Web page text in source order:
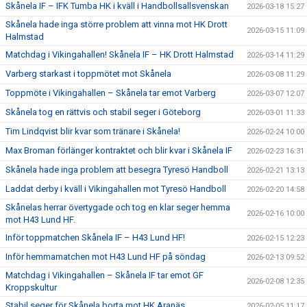
Skånela IF – IFK Tumba HK i kväll i Handbollsallsvenskan 2026-03-18 15:27
Skånela hade inga större problem att vinna mot HK Drott
Halmstad
2026-03-15 11:09
Matchdag i Vikingahallen! Skånela IF – HK Drott Halmstad 2026-03-14 11:29
Varberg starkast i toppmötet mot Skånela 2026-03-08 11:29
Toppmöte i Vikingahallen – Skånela tar emot Varberg 2026-03-07 12:07
Skånela tog en rättvis och stabil seger i Göteborg 2026-03-01 11:33
Tim Lindqvist blir kvar som tränare i Skånela! 2026-02-24 10:00
Max Broman förlänger kontraktet och blir kvar i Skånela IF 2026-02-23 16:31
Skånela hade inga problem att besegra Tyresö Handboll 2026-02-21 13:13
Laddat derby i kväll i Vikingahallen mot Tyresö Handboll 2026-02-20 14:58
Skånelas herrar övertygade och tog en klar seger hemma
mot H43 Lund HF.
2026-02-16 10:00
Inför toppmatchen Skånela IF – H43 Lund HF! 2026-02-15 12:23
Inför hemmamatchen mot H43 Lund HF på söndag 2026-02-13 09:52
Matchdag i Vikingahallen – Skånela IF tar emot GF
Kroppskultur
2026-02-08 12:35